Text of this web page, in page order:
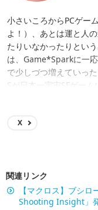
小さいころからPCゲー
よ！）、あとは運と人
たりいなかったりとい
は、Game*Sparkに一
で少しづつ増えていっ
Sが日本一宇宙SFゲー
X
関連リンク
【マクロス】ブシ
Shooting Insight」